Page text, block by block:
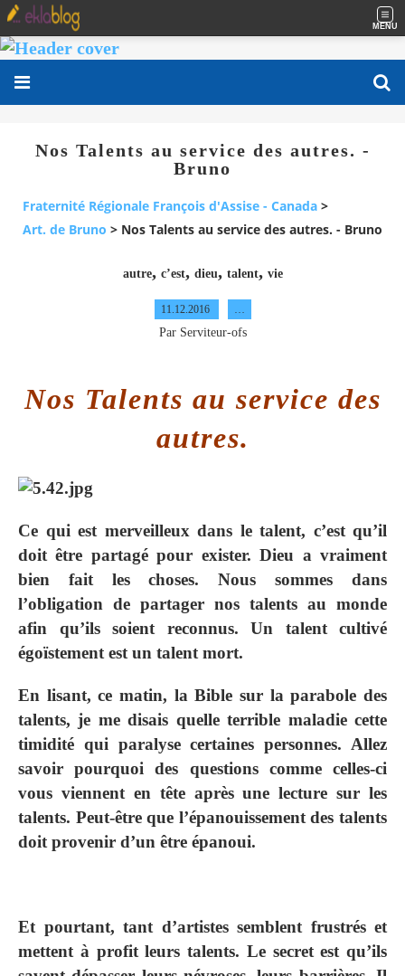
MENU
Nos Talents au service des autres. -
Bruno
Fraternité Régionale François d'Assise - Canada >
Art. de Bruno > Nos Talents au service des autres. - Bruno
autre, c’est, dieu, talent, vie
11.12.2016
Par Serviteur-ofs
Nos Talents au service des
autres.
Ce qui est merveilleux dans le talent, c’est qu’il
doit être partagé pour exister. Dieu a vraiment
bien fait les choses. Nous sommes dans
l’obligation de partager nos talents au monde
afin qu’ils soient reconnus. Un talent cultivé
égoïstement est un talent mort.
En lisant, ce matin, la Bible sur la parabole des
talents, je me disais quelle terrible maladie cette
timidité qui paralyse certaines personnes. Allez
savoir pourquoi des questions comme celles-ci
vous viennent en tête après une lecture sur les
talents. Peut-être que l’épanouissement des talents
doit provenir d’un être épanoui.
Et pourtant, tant d’artistes semblent frustrés et
mettent à profit leurs talents. Le secret est qu’ils